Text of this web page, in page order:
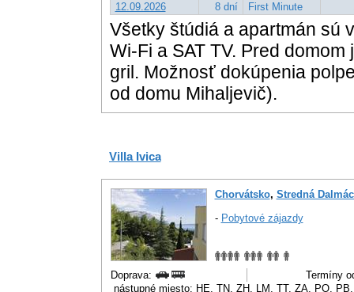
12.09.2026
8 dní First Minute
Všetky štúdiá a apartmán sú
Wi-Fi a SAT TV. Pred
gril. Možnosť dokúpenia
od domu Mihaljevič).
Villa Ivica
Chorvátsko, Stredná
- Pobytové zájazdy
Doprava:
Termíny
nástupné miesto: HE, TN, ZH, LM, TT, ZA, PO,